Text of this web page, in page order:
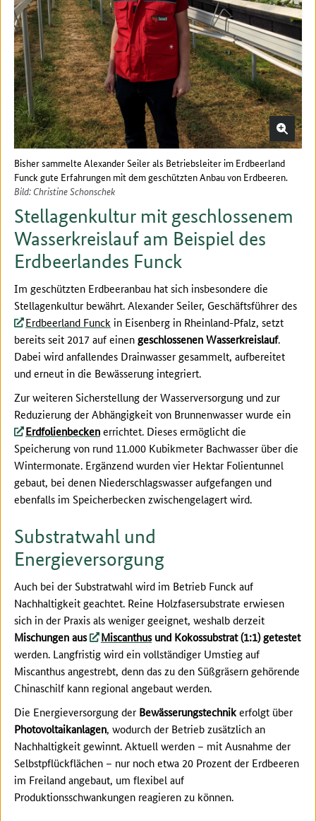
Bisher sammelte Alexander Seiler als Betriebsleiter im Erdbeerland
Funck gute Erfahrungen mit dem geschützten Anbau von Erdbeeren.
Bild: Christine Schonschek
Stellagenkultur mit geschlossenem
Wasserkreislauf am Beispiel des
Erdbeerlandes Funck
Im geschützten Erdbeeranbau hat sich insbesondere die
Stellagenkultur bewährt. Alexander Seiler, Geschäftsführer des
Erdbeerland Funck in Eisenberg in Rheinland-Pfalz, setzt
bereits seit 2017 auf einen geschlossenen Wasserkreislauf.
Dabei wird anfallendes Drainwasser gesammelt, aufbereitet
und erneut in die Bewässerung integriert.
Zur weiteren Sicherstellung der Wasserversorgung und zur
Reduzierung der Abhängigkeit von Brunnenwasser wurde ein
Erdfolienbeckenerrichtet. Dieses ermöglicht die
Speicherung von rund 11.000 Kubikmeter Bachwasser über die
Wintermonate. Ergänzend wurden vier Hektar Folientunnel
gebaut, bei denen Niederschlagswasser aufgefangen und
ebenfalls im Speicherbecken zwischengelagert wird.
Substratwahl und
Energieversorgung
Auch bei der Substratwahl wird im Betrieb Funck auf
Nachhaltigkeit geachtet. Reine Holzfasersubstrate erwiesen
sich in der Praxis als weniger geeignet, weshalb derzeit
Mischungen aus
Miscanthusund Kokossubstrat (1:1) getestet
werden. Langfristig wird ein vollständiger Umstieg auf
Miscanthus angestrebt, denn das zu den Süßgräsern gehörende
Chinaschilf kann regional angebaut werden.
Die Energieversorgung der Bewässerungstechnikerfolgt über
Photovoltaikanlagen, wodurch der Betrieb zusätzlich an
Nachhaltigkeit gewinnt. Aktuell werden – mit Ausnahme der
Selbstpflückflächen – nur noch etwa 20 Prozent der Erdbeeren
im Freiland angebaut, um flexibel auf
Produktionsschwankungen reagieren zu können.